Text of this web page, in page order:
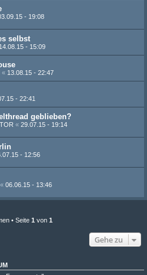
- 19:08
selbst
14.08.15 - 15:09
« 13.08.15 - 22:47
- 22:41
geblieben?
« 29.07.15 - 19:14
- 12:56
« 06.06.15 - 13:46
• Seite 1 von 1
Gehe zu